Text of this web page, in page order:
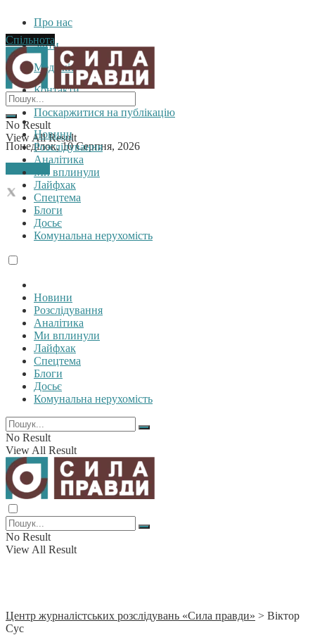
Про нас
Звіти
Медіакіт
Контакти
Поскаржитися на публікацію
Понеділок, 10 Серпня, 2026
Увійти
Спільнота
No Result
View All Result
Новини
Розслідування
Аналітика
Ми вплинули
Лайфхак
Спецтема
Блоги
Досьє
Комунальна нерухомість
Новини
Розслідування
Аналітика
Ми вплинули
Лайфхак
Спецтема
Блоги
Досьє
Комунальна нерухомість
No Result
View All Result
No Result
View All Result
Центр журналістських розслідувань «Сила правди» > Віктор
Сус